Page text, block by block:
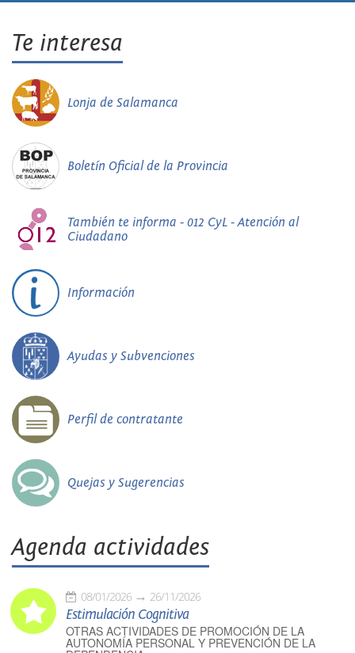
Te interesa
Lonja de Salamanca
Boletín Oficial de la Provincia
También te informa - 012 CyL - Atención al
Ciudadano
Información
Ayudas y Subvenciones
Perfil de contratante
Quejas y Sugerencias
Agenda actividades
08/01/2026 26/11/2026
Estimulación Cognitiva
OTRAS ACTIVIDADES DE PROMOCIÓN DE LA
AUTONOMÍA PERSONAL Y PREVENCIÓN DE LA